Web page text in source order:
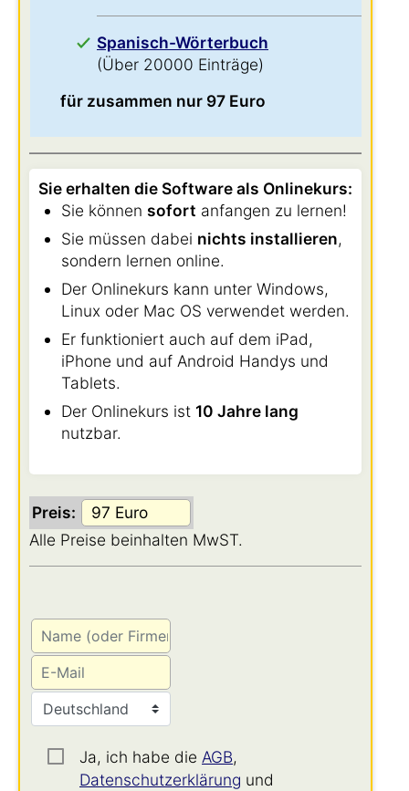
Spanisch-Wörterbuch
(Über 20000 Einträge)
für zusammen nur 97 Euro
Sie erhalten die Software als Onlinekurs:
Sie können sofort anfangen zu lernen!
Sie müssen dabei nichts installieren,
sondern lernen online.
Der Onlinekurs kann unter Windows,
Linux oder Mac OS verwendet werden.
Er funktioniert auch auf dem iPad,
iPhone und auf Android Handys und
Tablets.
Der Onlinekurs ist 10 Jahre lang
nutzbar.
Preis:
Alle Preise beinhalten MwST.
Ja, ich habe die AGB,
Datenschutzerklärung und